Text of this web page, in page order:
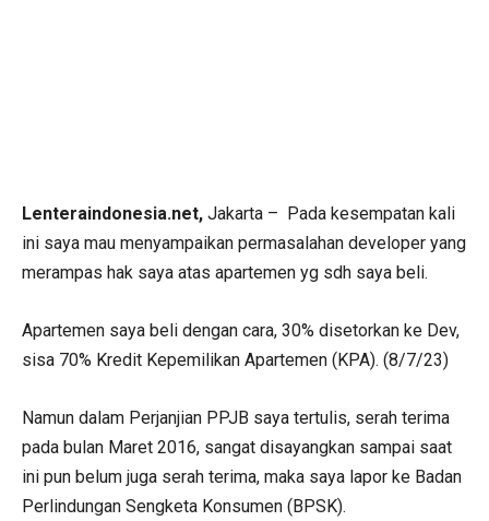
Lenteraindonesia.net, Jakarta – Pada kesempatan kali
ini saya mau menyampaikan permasalahan developer yang
merampas hak saya atas apartemen yg sdh saya beli.
Apartemen saya beli dengan cara, 30% disetorkan ke Dev,
sisa 70% Kredit Kepemilikan Apartemen (KPA). (8/7/23)
Namun dalam Perjanjian PPJB saya tertulis, serah terima
pada bulan Maret 2016, sangat disayangkan sampai saat
ini pun belum juga serah terima, maka saya lapor ke Badan
Perlindungan Sengketa Konsumen (BPSK).